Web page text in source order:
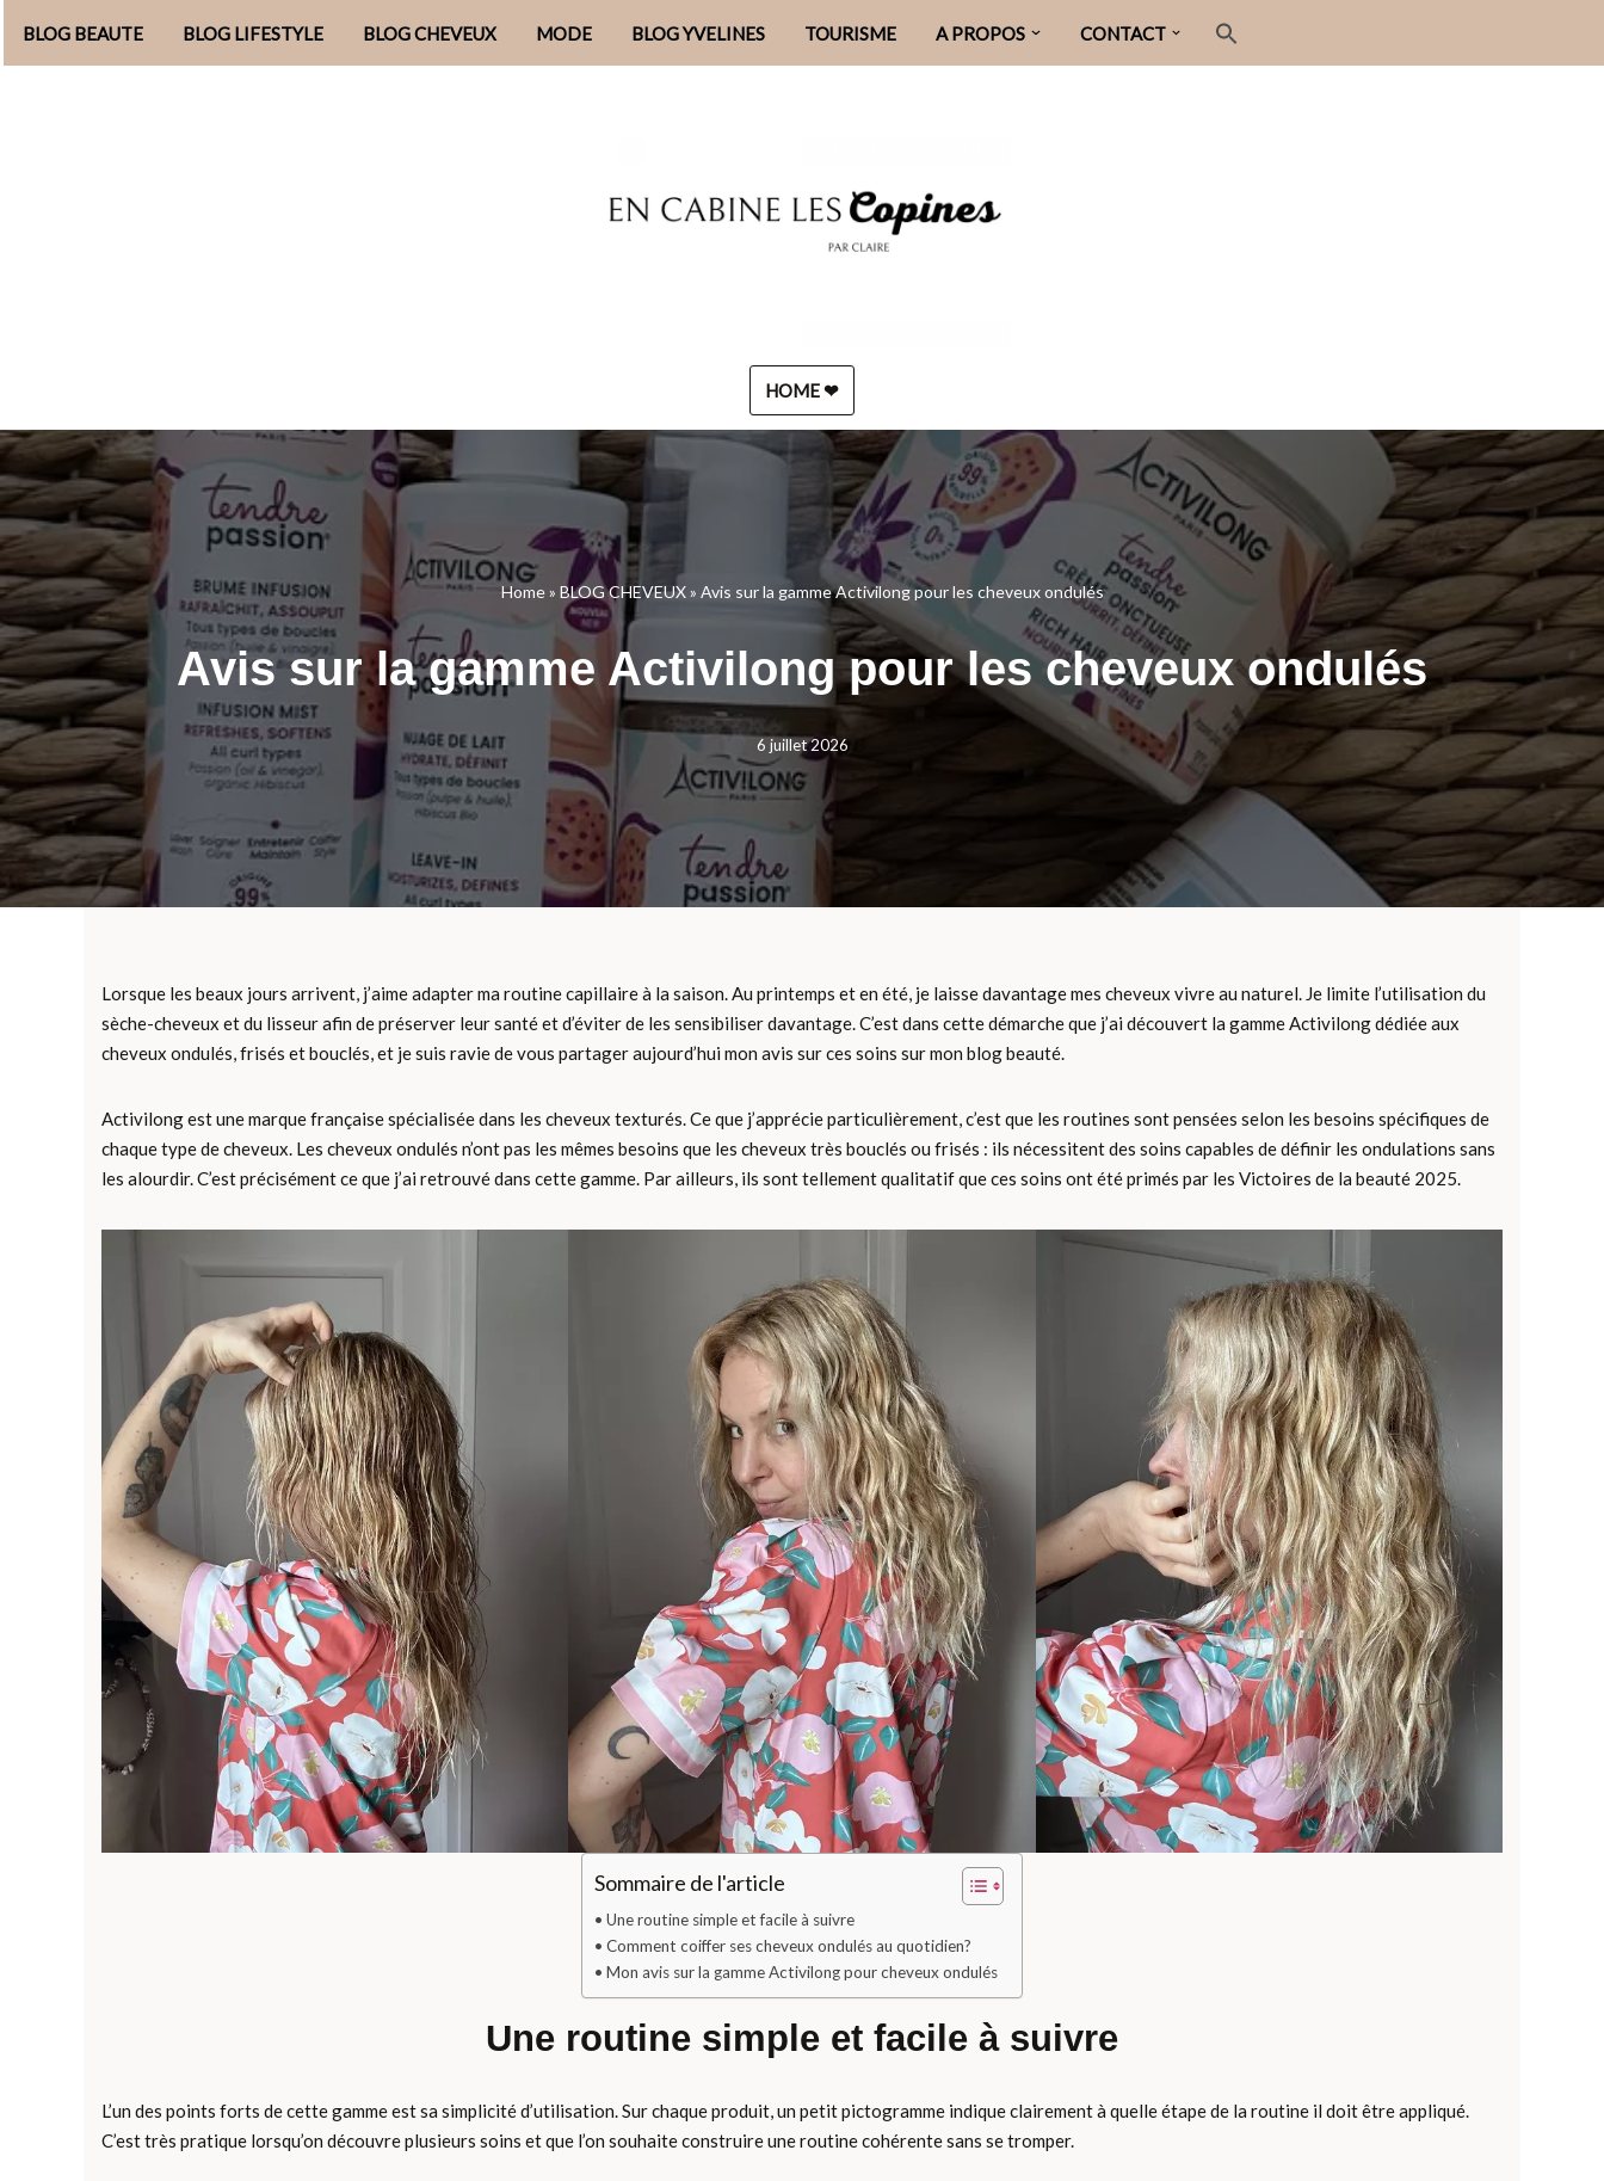
Aller
BLOG BEAUTE BLOG LIFESTYLE BLOG CHEVEUX MODE BLOG YVELINES TOURISME A PROPOS CONTACT
HOME ❤︎
Home» BLOG CHEVEUX» Avis sur la gamme Activilong pour les cheveux ondulés
Avis sur la gamme Activilong pour les cheveux ondulés
6 juillet 2026
Lorsque les beaux jours arrivent, j’aime adapter ma routine capillaire à la saison. Au printemps et en été, je laisse davantage mes cheveux vivre au naturel. Je limite l’utilisation du
sèche-cheveux et du lisseur afin de préserver leur santé et d’éviter de les sensibiliser davantage. C’est dans cette démarche que j’ai découvert la gamme Activilong dédiée aux
cheveux ondulés, frisés et bouclés, et je suis ravie de vous partager aujourd’hui mon avis sur ces soins sur mon blog beauté.
Activilong est une marque française spécialisée dans les cheveux texturés. Ce que j’apprécie particulièrement, c’est que les routines sont pensées selon les besoins spécifiques de
chaque type de cheveux. Les cheveux ondulés n’ont pas les mêmes besoins que les cheveux très bouclés ou frisés : ils nécessitent des soins capables de définir les ondulations sans
les alourdir. C’est précisément ce que j’ai retrouvé dans cette gamme. Par ailleurs, ils sont tellement qualitatif que ces soins ont été primés par les Victoires de la beauté 2025.
Sommaire de l'article
Une routine simple et facile à suivre
Comment coiffer ses cheveux ondulés au quotidien?
Mon avis sur la gamme Activilong pour cheveux ondulés
Une routine simple et facile à suivre
L’un des points forts de cette gamme est sa simplicité d’utilisation. Sur chaque produit, un petit pictogramme indique clairement à quelle étape de la routine il doit être appliqué.
C’est très pratique lorsqu’on découvre plusieurs soins et que l’on souhaite construire une routine cohérente sans se tromper.